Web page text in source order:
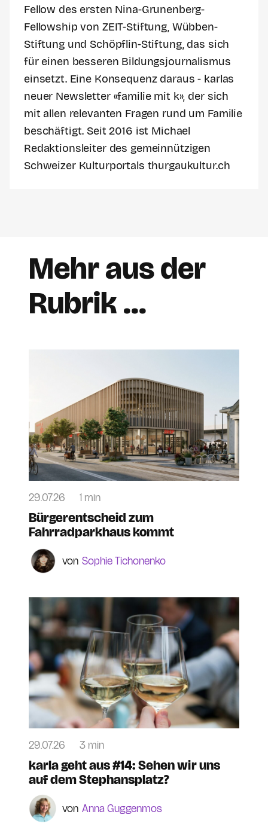
Fellow des ersten Nina-Grunenberg-
Fellowship von ZEIT-Stiftung, Wübben-
Stiftung und Schöpflin-Stiftung, das sich
für einen besseren Bildungsjournalismus
einsetzt. Eine Konsequenz daraus - karlas
neuer Newsletter «familie mit k», der sich
mit allen relevanten Fragen rund um Familie
beschäftigt. Seit 2016 ist Michael
Redaktionsleiter des gemeinnützigen
Schweizer Kulturportals thurgaukultur.ch
Mehr aus der
Rubrik …
29.07.26 1 min
Bürgerentscheid zum
Fahrradparkhaus kommt
Sophie Tichonenko
29.07.26 3 min
karla geht aus #14: Sehen wir uns
auf dem Stephansplatz?
Anna Guggenmos